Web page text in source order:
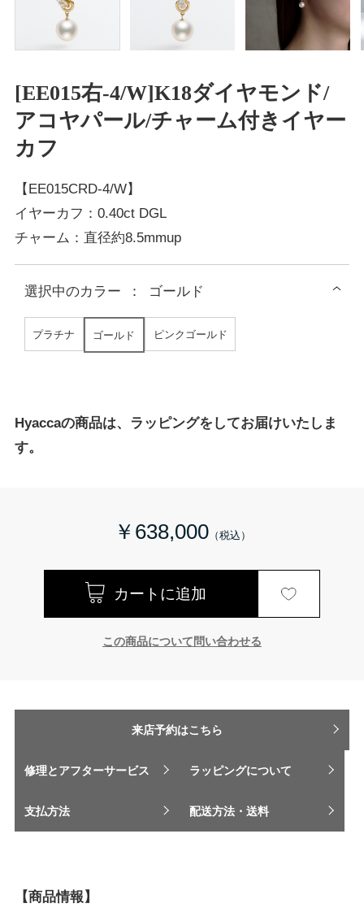
[EE015右-4/W]K18ダイヤモンド/
アコヤパール/チャーム付きイヤー
カフ
【EE015CRD-4/W】
イヤーカフ：0.40ct DGL
チャーム：直径約8.5mmup
選択中のカラー ： ゴールド
プラチナ ゴールド ピンクゴールド
Hyaccaの商品は、ラッピングをしてお届けいたしま
す。
￥638,000
この商品について問い合わせる
来店予約はこちら
修理とアフターサービス ラッピングについて
支払方法 配送方法・送料
【商品情報】